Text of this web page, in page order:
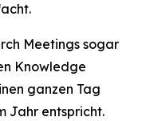
Meetings sogar
Knowledge
ganzen Tag
Jahr entspricht.